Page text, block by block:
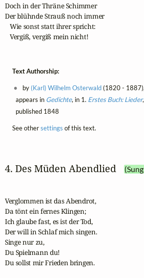
Doch in der Thräne Schimmer
Der blühnde Strauß noch immer
   Wie sonst statt ihrer spricht:
   Vergiß, vergiß mein nicht!
Text Authorship:
by (Karl) Wilhelm Osterwald(1820 -
appears in Gedichte, in 1. Erstes Buch: Lieder
published 1848
See othersettings of this text.
4. Des Müden Abendlied
Verglommen ist das Abendrot,
Da tönt ein fernes Klingen;
Ich glaube fast, es ist der Tod,
Der will in Schlaf mich singen.
Singe nur zu,
Du Spielmann du!
Du sollst mir Frieden bringen.